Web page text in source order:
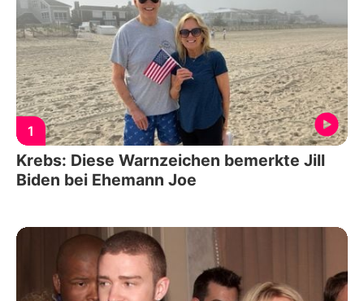
1
Krebs: Diese Warnzeichen bemerkte Jill
Biden bei Ehemann Joe